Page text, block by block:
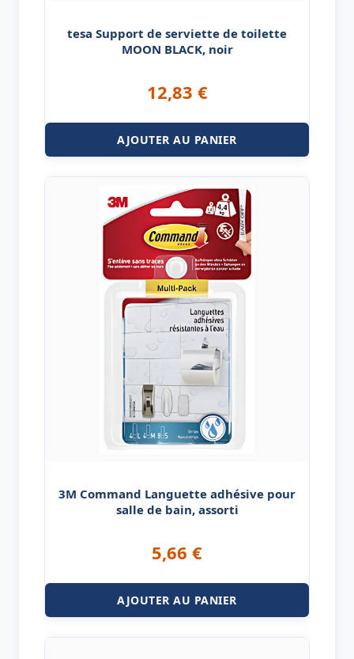
tesa Support de serviette de toilette
MOON BLACK, noir
12,83 €
AJOUTER AU PANIER
3M Command Languette adhésive pour
salle de bain, assorti
5,66 €
AJOUTER AU PANIER